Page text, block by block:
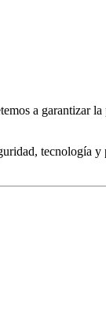
a garantizar
tecnología y